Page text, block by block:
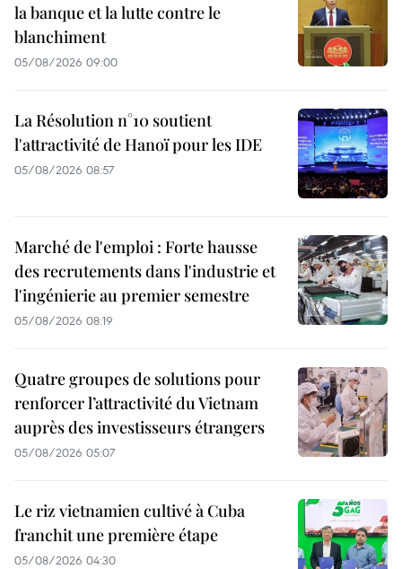
la banque et la lutte contre le
blanchiment
05/08/2026 09:00
La Résolution n°10 soutient
l'attractivité de Hanoï pour les IDE
05/08/2026 08:57
Marché de l'emploi : Forte hausse
des recrutements dans l'industrie et
l'ingénierie au premier semestre
05/08/2026 08:19
Quatre groupes de solutions pour
renforcer l’attractivité du Vietnam
auprès des investisseurs étrangers
05/08/2026 05:07
Le riz vietnamien cultivé à Cuba
franchit une première étape
05/08/2026 04:30